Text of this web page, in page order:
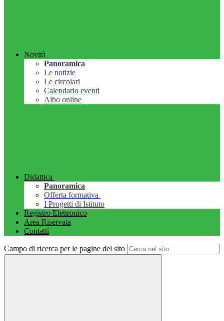
Novità
Panoramica
Le notizie
Le circolari
Calendario eventi
Albo online
Didattica
Panoramica
Offerta formativa
I Progetti di Istituto
Registro Elettronico
Area Riservata
Contatti
Campo di ricerca per le pagine del sito